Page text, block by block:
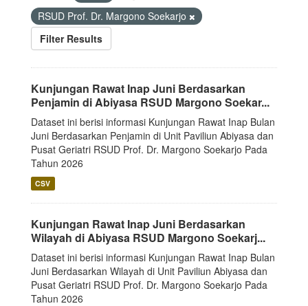
RSUD Prof. Dr. Margono Soekarjo
Filter Results
Kunjungan Rawat Inap Juni Berdasarkan
Penjamin di Abiyasa RSUD Margono Soekar...
Dataset ini berisi informasi Kunjungan Rawat Inap Bulan
Juni Berdasarkan Penjamin di Unit Paviliun Abiyasa dan
Pusat Geriatri RSUD Prof. Dr. Margono Soekarjo Pada
Tahun 2026
CSV
Kunjungan Rawat Inap Juni Berdasarkan
Wilayah di Abiyasa RSUD Margono Soekarj...
Dataset ini berisi informasi Kunjungan Rawat Inap Bulan
Juni Berdasarkan Wilayah di Unit Paviliun Abiyasa dan
Pusat Geriatri RSUD Prof. Dr. Margono Soekarjo Pada
Tahun 2026